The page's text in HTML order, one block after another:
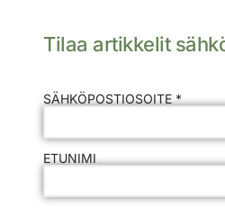
Tilaa artikkelit
SÄHKÖPOSTIOSOITE *
ETUNIMI